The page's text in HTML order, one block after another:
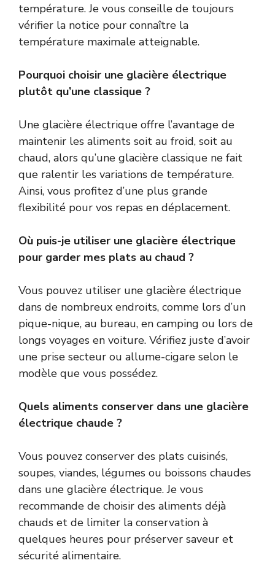
température. Je vous conseille de toujours
vérifier la notice pour connaître la
température maximale atteignable.
Pourquoi choisir une glacière électrique
plutôt qu’une classique ?
Une glacière électrique offre l’avantage de
maintenir les aliments soit au froid, soit au
chaud, alors qu’une glacière classique ne fait
que ralentir les variations de température.
Ainsi, vous profitez d’une plus grande
flexibilité pour vos repas en déplacement.
Où puis-je utiliser une glacière électrique
pour garder mes plats au chaud ?
Vous pouvez utiliser une glacière électrique
dans de nombreux endroits, comme lors d’un
pique-nique, au bureau, en camping ou lors de
longs voyages en voiture. Vérifiez juste d’avoir
une prise secteur ou allume-cigare selon le
modèle que vous possédez.
Quels aliments conserver dans une glacière
électrique chaude ?
Vous pouvez conserver des plats cuisinés,
soupes, viandes, légumes ou boissons chaudes
dans une glacière électrique. Je vous
recommande de choisir des aliments déjà
chauds et de limiter la conservation à
quelques heures pour préserver saveur et
sécurité alimentaire.